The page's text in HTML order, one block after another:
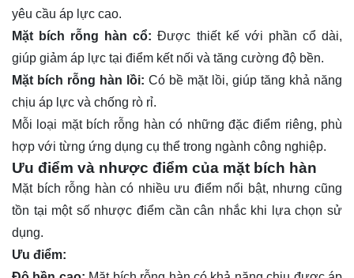
yêu cầu áp lực cao.
Mặt bích rỗng hàn cổ: Được thiết kế với phần cổ dài,
giúp giảm áp lực tại điểm kết nối và tăng cường độ bền.
Mặt bích rỗng hàn lồi: Có bề mặt lồi, giúp tăng khả năng
chịu áp lực và chống rò rỉ.
Mỗi loại mặt bích rỗng hàn có những đặc điểm riêng, phù
hợp với từng ứng dụng cụ thể trong ngành công nghiệp.
Ưu điểm và nhược điểm của mặt bích hàn
Mặt bích rỗng hàn có nhiều ưu điểm nổi bật, nhưng cũng
tồn tại một số nhược điểm cần cân nhắc khi lựa chọn sử
dụng.
Ưu điểm: